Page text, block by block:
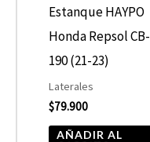
Estanque HAYPO
Honda Repsol CB-
190 (21-23)
Laterales
$79.900
AÑADIR AL